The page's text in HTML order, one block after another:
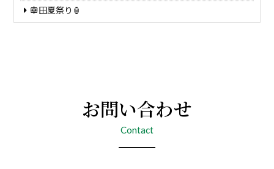
幸田夏祭り🏮
お問い合わせ
Contact